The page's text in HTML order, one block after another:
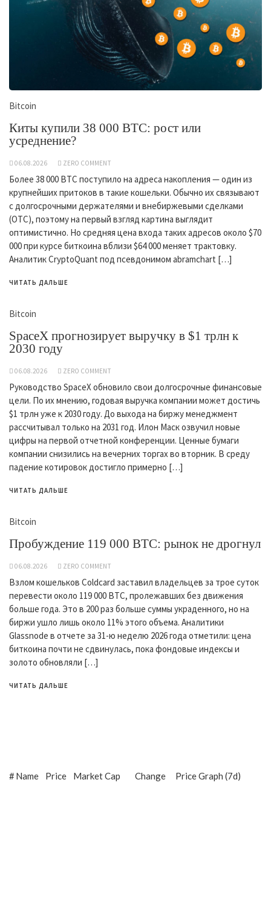
Bitcoin
Киты купили 38 000 BTC: рост или
усреднение?
06.08.2026 ZERO COMMENT
Более 38 000 BTC поступило на адреса накопления — один из
крупнейших притоков в такие кошельки. Обычно их связывают
с долгосрочными держателями и внебиржевыми сделками
(OTC), поэтому на первый взгляд картина выглядит
оптимистично. Но средняя цена входа таких адресов около $70
000 при курсе биткоина вблизи $64 000 меняет трактовку.
Аналитик CryptoQuant под псевдонимом abramchart […]
ЧИТАТЬ ДАЛЬШЕ
Bitcoin
SpaceX прогнозирует выручку в $1 трлн к
2030 году
06.08.2026 ZERO COMMENT
Руководство SpaceX обновило свои долгосрочные финансовые
цели. По их мнению, годовая выручка компании может достичь
$1 трлн уже к 2030 году. До выхода на биржу менеджмент
рассчитывал только на 2031 год. Илон Маск озвучил новые
цифры на первой отчетной конференции. Ценные бумаги
компании снизились на вечерних торгах во вторник. В среду
падение котировок достигло примерно […]
ЧИТАТЬ ДАЛЬШЕ
Bitcoin
Пробуждение 119 000 BTC: рынок не дрогнул
06.08.2026 ZERO COMMENT
Взлом кошельков Coldcard заставил владельцев за трое суток
перевести около 119 000 BTC, пролежавших без движения
больше года. Это в 200 раз больше суммы украденного, но на
биржи ушло лишь около 11% этого объема. Аналитики
Glassnode в отчете за 31-ю неделю 2026 года отметили: цена
биткоина почти не сдвинулась, пока фондовые индексы и
золото обновляли […]
ЧИТАТЬ ДАЛЬШЕ
#Name Price Market Cap Change Price Graph (7d)